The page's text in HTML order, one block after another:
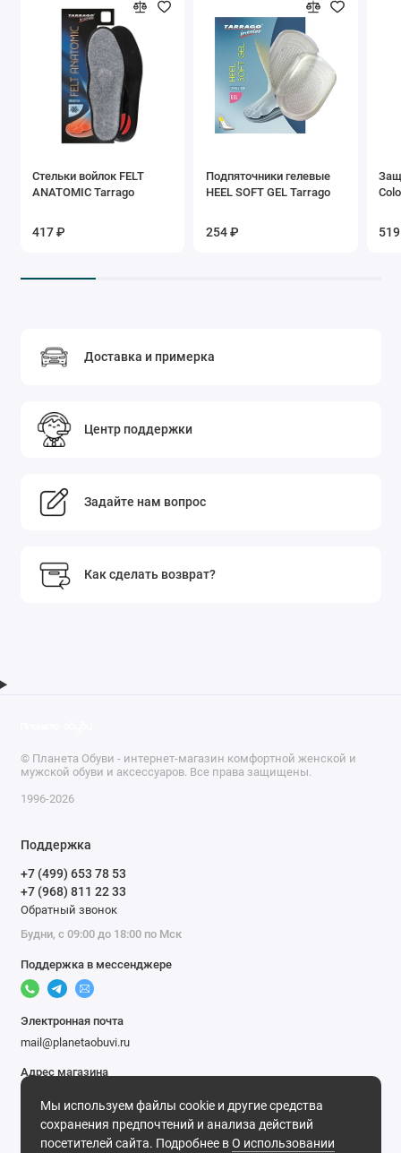
Стельки войлок FELT
ANATOMIC Tarrago
417 ₽
Подпяточники гелевые
HEEL SOFT GEL Tarrago
254 ₽
Доставка и примерка
Центр поддержки
Задайте нам вопрос
Как сделать возврат?
Мы используем файлы cookie и другие средства
сохранения предпочтений и анализа действий
посетителей сайта. Подробнее вО использовании
© Планета Обуви - интернет-магазин комфортной женской и
мужской обуви и аксессуаров. Все права защищены.
1996-2026
Поддержка
+7 (499) 653 78 53
+7 (968) 811 22 33
Обратный звонок
Будни, с 09:00 до 18:00 по Мск
Поддержка в мессенджере
Электронная почта
mail@planetaobuvi.ru
Адрес магазина
Мы в сети